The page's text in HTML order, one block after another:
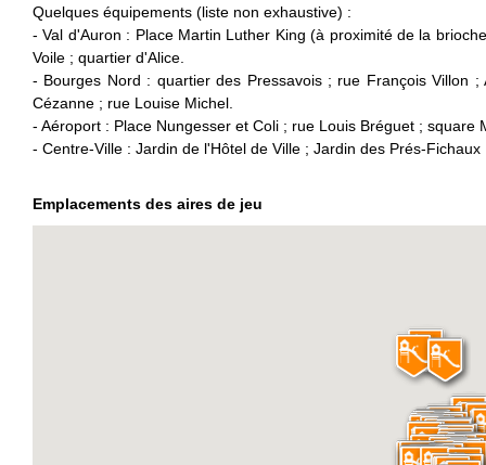
Quelques équipements (liste non exhaustive) :
- Val d'Auron : Place Martin Luther King (à proximité de la
Voile ; quartier d'Alice.
- Bourges Nord : quartier des Pressavois ; rue François Villon
Cézanne ; rue Louise Michel.
- Aéroport : Place Nungesser et Coli ; rue Louis Bréguet ; square
- Centre-Ville : Jardin de l'Hôtel de Ville ; Jardin des Prés-
Emplacements des aires de jeu